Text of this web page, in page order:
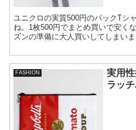
ユニクロの実質500円のパックTシ
ね。1枚500円でまとめ買いで安く
ズンの準備に大人買いしてしまいま
FASHION
実用
ラッ